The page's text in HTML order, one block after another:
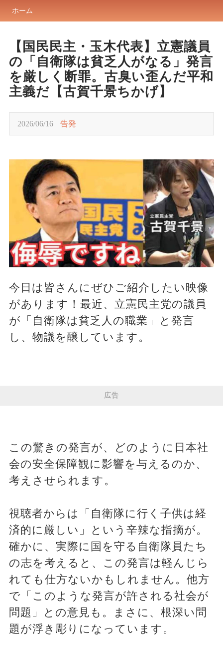
ホーム
【国民民主・玉木代表】立憲議員
の「自衛隊は貧乏人がなる」発言
を厳しく断罪。古臭い歪んだ平和
主義だ【古賀千景ちかげ】
2026/06/16 告発
今日は皆さんにぜひご紹介したい映像
があります！最近、立憲民主党の議員
が「自衛隊は貧乏人の職業」と発言
し、物議を醸しています。
広告
この驚きの発言が、どのように日本社
会の安全保障観に影響を与えるのか、
考えさせられます。
視聴者からは「自衛隊に行く子供は経
済的に厳しい」という辛辣な指摘が。
確かに、実際に国を守る自衛隊員たち
の志を考えると、この発言は軽んじら
れても仕方ないかもしれません。他方
で「このような発言が許される社会が
問題」との意見も。まさに、根深い問
題が浮き彫りになっています。